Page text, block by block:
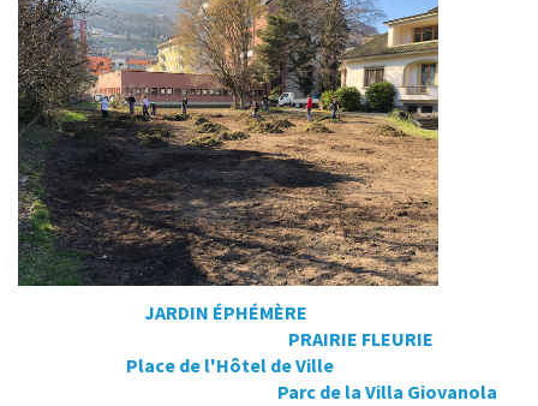
JARDIN ÉPHÉMÈRE
PRAIRIE FLEURIE
Place de l'Hôtel de Ville
Parc de la Villa Giovanola